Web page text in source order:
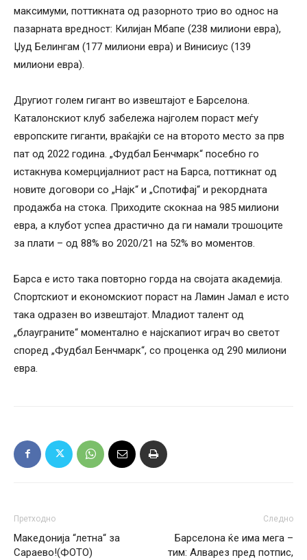
максимуми, поттикната од разорното трио во однос на
пазарната вредност: Килијан Мбапе (238 милиони евра),
Џуд Белингам (177 милиони евра) и Винисиус (139
милиони евра).
Другиот голем гигант во извештајот е Барселона.
Каталонскиот клуб забележа најголем пораст меѓу
европските гиганти, враќајќи се на второто место за прв
пат од 2022 година. „Фудбал Бенчмарк“ посебно го
истакнува комерцијалниот раст на Барса, поттикнат од
новите договори со „Најк“ и „Спотифај“ и рекордната
продажба на стока. Приходите скокнаа на 985 милиони
евра, а клубот успеа драстично да ги намали трошоците
за плати – од 88% во 2020/21 на 52% во моментов.
Барса е исто така повторно горда на својата академија.
Спортскиот и економскиот пораст на Ламин Јамал е исто
така одразен во извештајот. Младиот талент од
„блауграните“ моментално е најскапиот играч во светот
според „Фудбал Бенчмарк“, со проценка од 290 милиони
евра.
Претходно
Македонија “летна“ за
Сараево!(ФОТО)
Следно
Барселона ќе има мега –
тим: Алварез пред потпис,